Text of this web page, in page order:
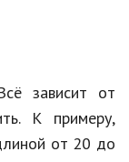
зависит от
К примеру,
от 20 до